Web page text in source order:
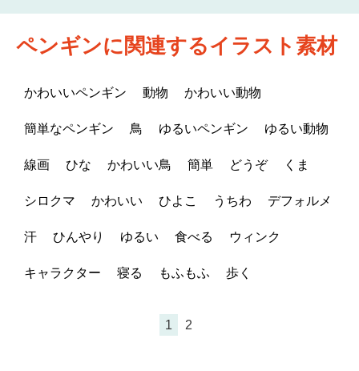
ペンギンに関連するイラスト素材
かわいいペンギン 動物 かわいい動物
簡単なペンギン 鳥 ゆるいペンギン ゆるい動物
線画 ひな かわいい鳥 簡単 どうぞ くま
シロクマ かわいい ひよこ うちわ デフォルメ
汗 ひんやり ゆるい 食べる ウィンク
キャラクター 寝る もふもふ 歩く
1 2